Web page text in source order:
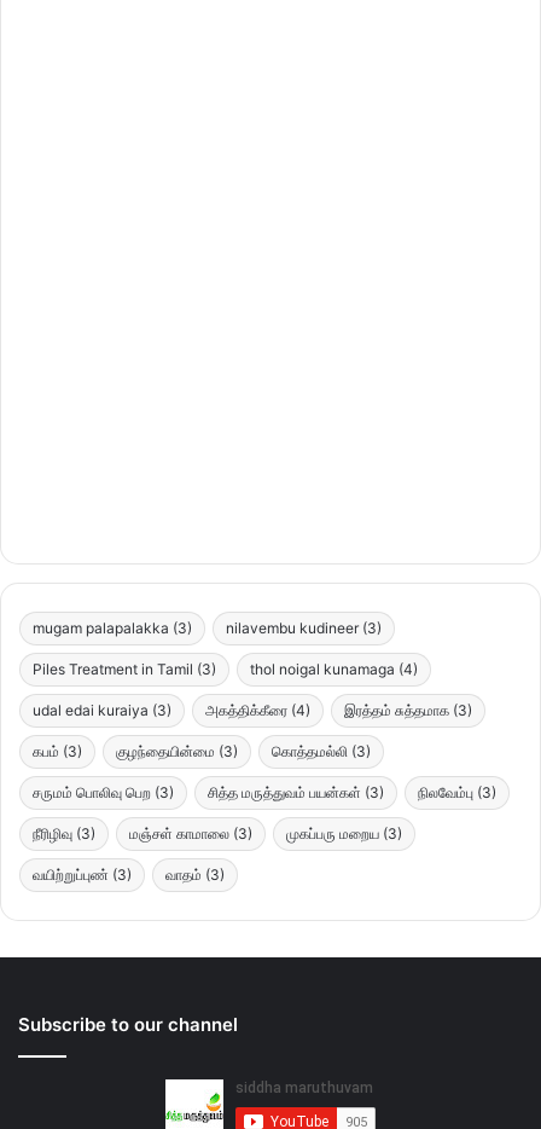
mugam palapalakka (3) nilavembu kudineer (3)
Piles Treatment in Tamil (3) thol noigal kunamaga (4)
udal edai kuraiya (3) அகத்திக்கீரை (4) இரத்தம் சுத்தமாக (3)
கபம் (3) குழந்தையின்மை (3) கொத்தமல்லி (3)
சருமம் பொலிவு பெற (3) சித்த மருத்துவம் பயன்கள் (3) நிலவேம்பு (3)
நீரிழிவு (3) மஞ்சள் காமாலை (3) முகப்பரு மறைய (3)
வயிற்றுப்புண் (3) வாதம் (3)
Subscribe to our channel